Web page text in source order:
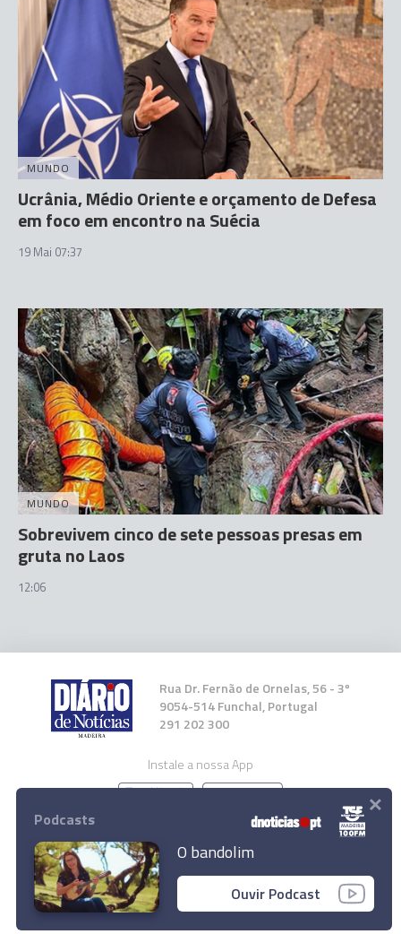
MUNDO
Ucrânia, Médio Oriente e orçamento de Defesa
em foco em encontro na Suécia
19 Mai 07:37
MUNDO
Sobrevivem cinco de sete pessoas presas em
gruta no Laos
12:06
Rua Dr. Fernão de Ornelas, 56 - 3º
9054-514 Funchal, Portugal
291 202 300
Instale a nossa App
© 2026 Empresa Diário de Notícias, Lda.
Todos os direitos reservados.
Podcasts
O bandolim
Ouvir Podcast
×